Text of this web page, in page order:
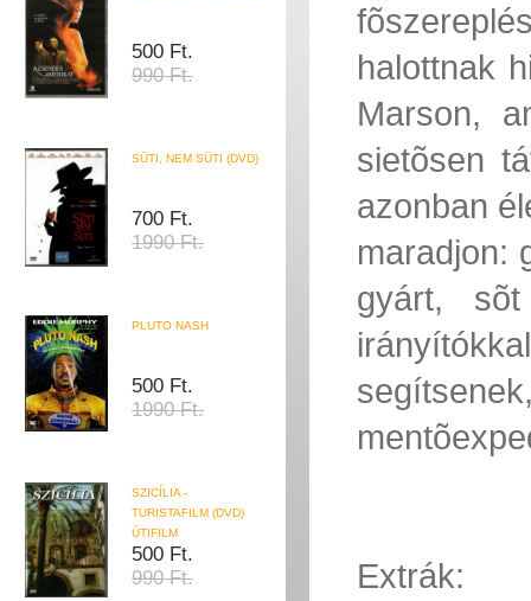
500 Ft.
990 Ft.
SÜTI, NEM SÜTI (DVD)
700 Ft.
1990 Ft.
PLUTO NASH
500 Ft.
1990 Ft.
SZICÍLIA -
TURISTAFILM (DVD)
ÚTIFILM
500 Ft.
990 Ft.
halottnak
Marson,
sietõsen
azonban
maradjon:
gyárt,
Extrák: